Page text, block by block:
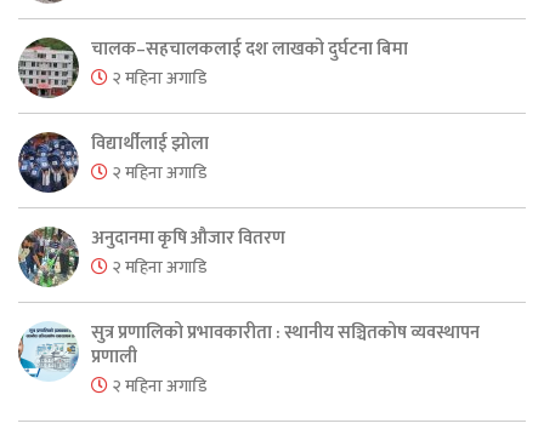
चालक–सहचालकलाई दश लाखको दुर्घटना बिमा
२ महिना अगाडि
विद्यार्थीलाई झोला
२ महिना अगाडि
अनुदानमा कृषि औजार वितरण
२ महिना अगाडि
सुत्र प्रणालिको प्रभावकारीता : स्थानीय सञ्चितकोष व्यवस्थापन
प्रणाली
२ महिना अगाडि